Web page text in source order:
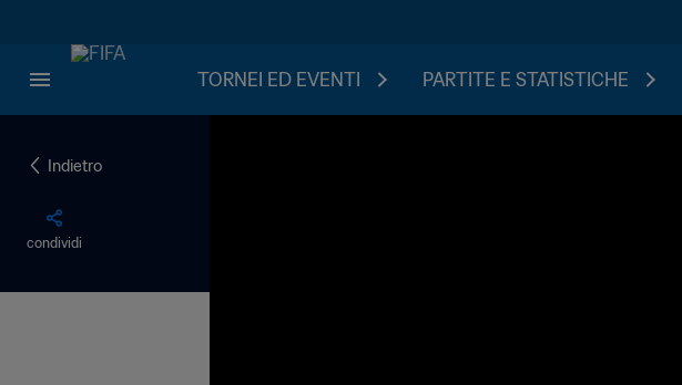
TORNEI ED EVENTI PARTITE E STATISTICHE
Indietro
condividi